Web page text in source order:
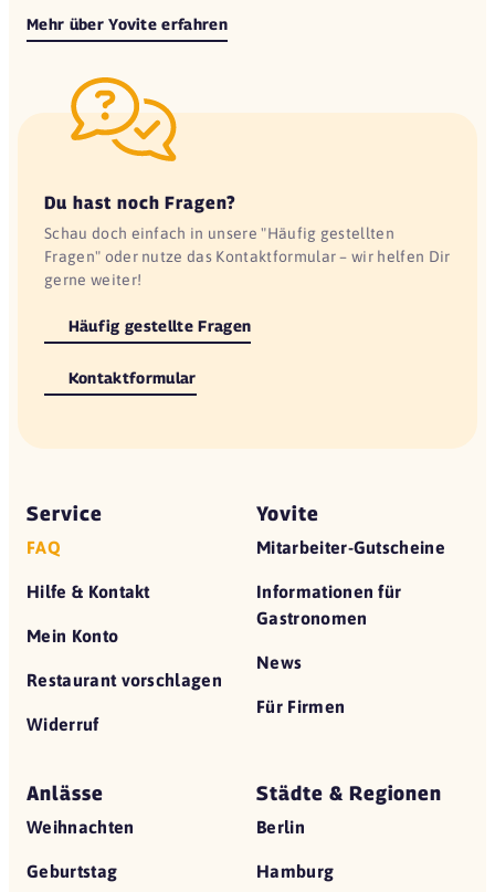
Mehr über Yovite erfahren
Du hast noch Fragen?
Schau doch einfach in unsere "Häufig gestellten
Fragen" oder nutze das Kontaktformular – wir helfen Dir
gerne weiter!
Häufig gestellte Fragen
Kontaktformular
Service
FAQ
Hilfe & Kontakt
Mein Konto
Restaurant vorschlagen
Widerruf
Yovite
Mitarbeiter-Gutscheine
Informationen für
Gastronomen
News
Für Firmen
Anlässe
Weihnachten
Geburtstag
Städte & Regionen
Berlin
Hamburg